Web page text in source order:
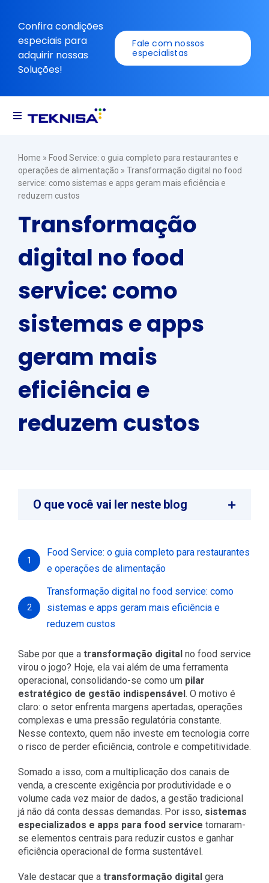
conteúdo
Confira condições
especiais para
adquirir nossas
Soluções!
Fale com nossos
especialistas
Navegação
Recursos
Home » Food Service: o guia completo para restaurantes e
operações de alimentação » Transformação digital no food
service: como sistemas e apps geram mais eficiência e
reduzem custos
Transformação
digital no food
service: como
sistemas e apps
geram mais
eficiência e
reduzem custos
Sabe por que a transformação digitalno food service
virou o jogo? Hoje, ela vai além de uma ferramenta
operacional, consolidando-se como um pilar
estratégico de gestão indispensável. O motivo é
claro: o setor enfrenta margens apertadas, operações
complexas e uma pressão regulatória constante.
Nesse contexto, quem não investe em tecnologia corre
o risco de perder eficiência, controle e competitividade.
Somado a isso, com a multiplicação dos canais de
venda, a crescente exigência por produtividade e o
volume cada vez maior de dados, a gestão tradicional
já não dá conta dessas demandas. Por isso, sistemas
especializados e apps para food service tornaram-
se elementos centrais para reduzir custos e ganhar
eficiência operacional de forma sustentável.
Vale destacar que a transformação digitalgera
O que você vai ler neste blog
1
Food Service: o guia completo para restaurantes
e operações de alimentação
2
Transformação digital no food service: como
sistemas e apps geram mais eficiência e
reduzem custos